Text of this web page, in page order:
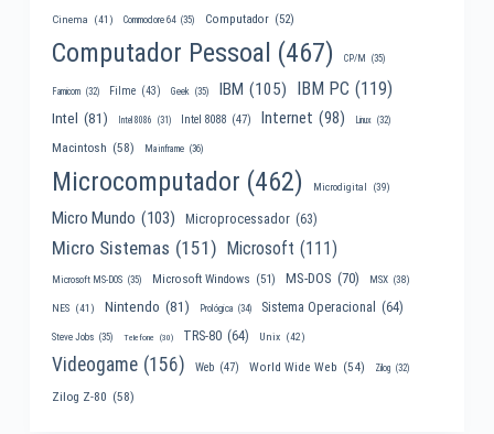
Cinema (41) Commodore 64 (35) Computador (52)
Computador Pessoal (467) CP/M (35)
Famicom (32) Filme (43) Geek (35) IBM (105) IBM PC (119)
Intel (81) Intel 8086 (31) Intel 8088 (47) Internet (98) Linux (32)
Macintosh (58) Mainframe (36)
Microcomputador (462) Microdigital (39)
Micro Mundo (103) Microprocessador (63)
Micro Sistemas (151) Microsoft (111)
Microsoft MS-DOS (35) Microsoft Windows (51) MS-DOS (70) MSX (38)
NES (41) Nintendo (81) Prológica (34) Sistema Operacional (64)
Steve Jobs (35) Telefone (30) TRS-80 (64) Unix (42)
Videogame (156) Web (47) World Wide Web (54) Zilog (32)
Zilog Z-80 (58)